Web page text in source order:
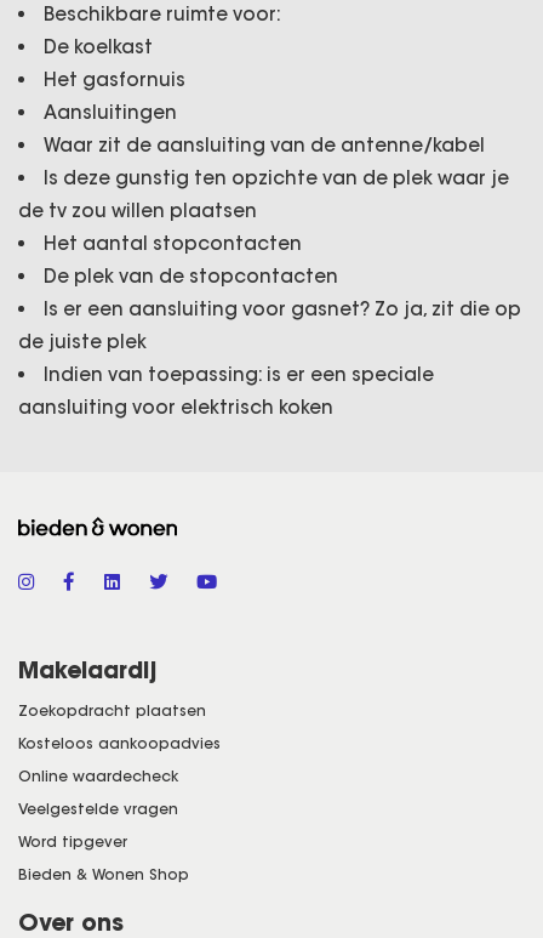
Beschikbare ruimte voor:
De koelkast
Het gasfornuis
Aansluitingen
Waar zit de aansluiting van de antenne/kabel
Is deze gunstig ten opzichte van de plek waar je
de tv zou willen plaatsen
Het aantal stopcontacten
De plek van de stopcontacten
Is er een aansluiting voor gasnet? Zo ja, zit die op
de juiste plek
Indien van toepassing: is er een speciale
aansluiting voor elektrisch koken
Makelaardij
Zoekopdracht plaatsen
Kosteloos aankoopadvies
Online waardecheck
Veelgestelde vragen
Word tipgever
Bieden & Wonen Shop
Over ons